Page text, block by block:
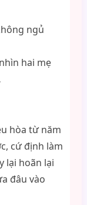
ngủ
hai mẹ
hòa từ năm
cứ định làm
lại hoãn lại
đâu vào